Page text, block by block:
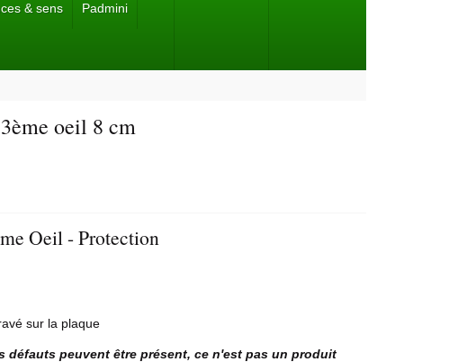
& sens Padmini
oeil 8 cm
Oeil - Protection
sur la plaque
défauts peuvent être présent, ce n'est pas un produit